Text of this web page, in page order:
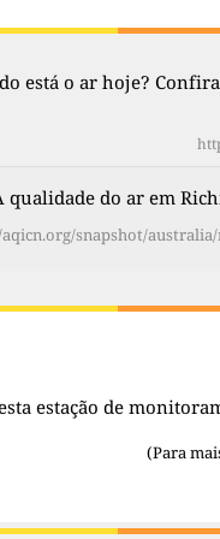
está o ar hoje?
qualidade do ar em
snapshot/
estação de
(Para